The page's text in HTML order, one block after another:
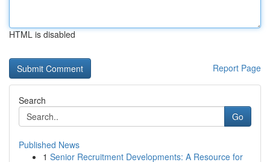
HTML is disabled
Report Page
Search
Go
Published News
1 Senior Recruitment Developments: A Resource for